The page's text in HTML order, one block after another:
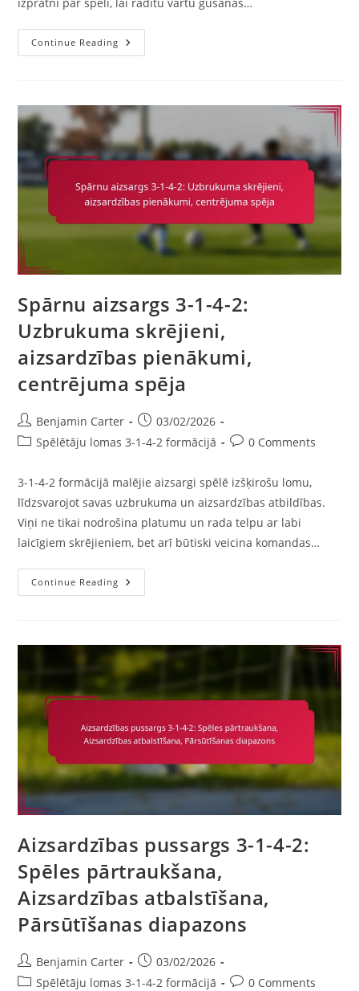
Continue Reading Uzbrūkošais
Pussargs
Radošums,
Vārtu
Guvums,
Sadarbības
Spēle
Spārnu aizsargs 3-1-4-2:
Uzbrukuma skrējieni,
aizsardzības pienākumi,
centrējuma spēja
Post
author:
Benjamin Carter
Post
published:
03/02/2026
PostSpēlētāju lomas 3-1-4-2 formācijā
Post0 Comments
3-1-4-2 formācijā malējie aizsargi spēlē izšķirošu lomu,
līdzsvarojot savas uzbrukuma un aizsardzības atbildības.
Viņi ne tikai nodrošina platumu un rada telpu ar labi
laicīgiem skrējieniem, bet arī būtiski veicina komandas…
Continue Reading Spārnu
Aizsargs
Uzbrukuma
Skrējieni,
Aizsardzības
Pienākumi,
Centrējuma
Spēja
Aizsardzības pussargs 3-1-4-2:
Spēles pārtraukšana,
Aizsardzības atbalstīšana,
Pārsūtīšanas diapazons
Post
author:
Benjamin Carter
Post
published:
03/02/2026
PostSpēlētāju lomas 3-1-4-2 formācijā
Post0 Comments